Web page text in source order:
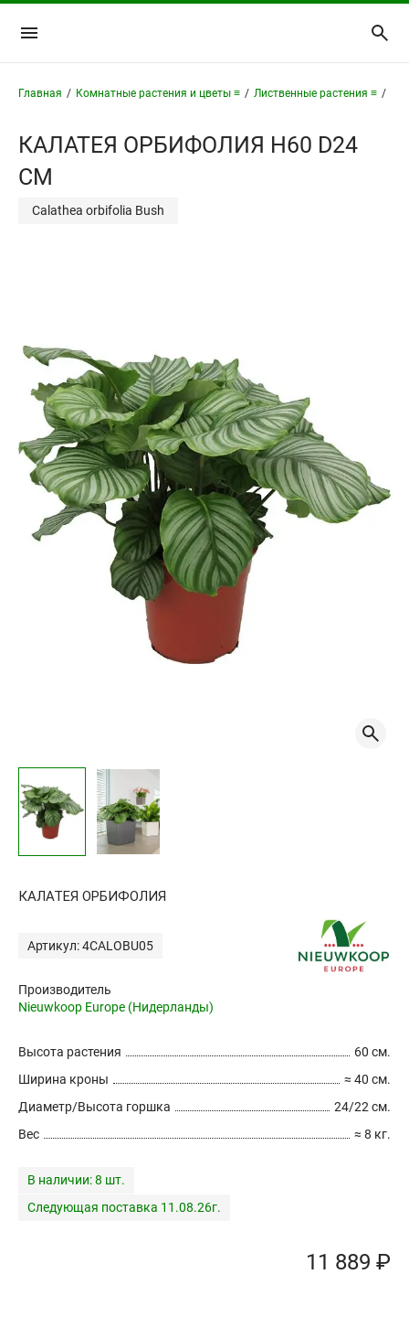
Главная / Комнатные растения и цветы ≡ / Лиственные растения ≡ /
КАЛАТЕЯ ОРБИФОЛИЯ H60 D24
СМ
Calathea orbifolia Bush
КАЛАТЕЯ ОРБИФОЛИЯ
Артикул: 4CALOBU05
Производитель
Nieuwkoop Europe (Нидерланды)
60 см.
Высота растения
≈ 40 см.
Ширина кроны
24/22 см.
Диаметр/Высота горшка
≈ 8 кг.
Вес
В наличии:8 шт.
Следующая поставка 11.08.26г.
11 889 ₽